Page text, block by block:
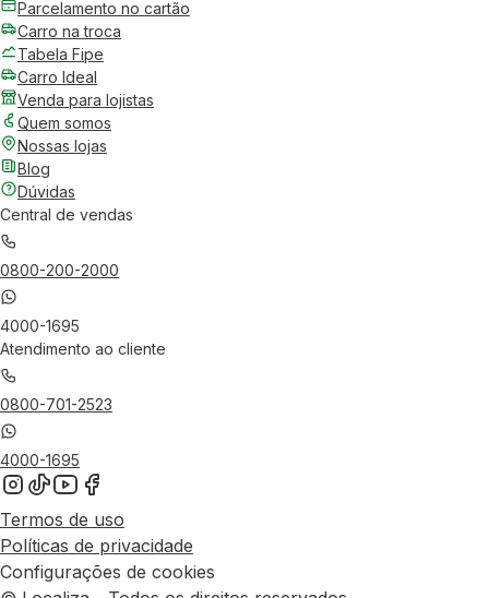
Parcelamento no cartão
Carro na troca
Tabela Fipe
Carro Ideal
Venda para lojistas
Quem somos
Nossas lojas
Blog
Dúvidas
Central de vendas
0800-200-2000
4000-1695
Atendimento ao cliente
0800-701-2523
4000-1695
Termos de uso
Políticas de privacidade
Configurações de cookies